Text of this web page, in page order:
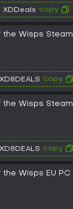
copy
the Wisps Steam
copy
the Wisps Steam
copy
Wisps EU PC